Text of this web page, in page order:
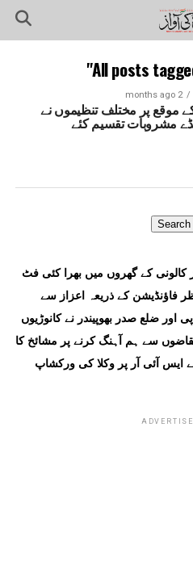
All posts
2 months ago
موقع پر مختلف تنظیموں نے
مشروبات تقسیم کئے
Search
کالونی کے گھروں میں بھرا کئی فٹ
فاؤنڈیشن کے ذریعہ اعزاز سے
اور ضلع صدر بھوپیندر نے کانوڑیوں
سے ہم آہنگ کرنے پر مشائخ کا
ایس آئی آر پر وکلا کی ورکشاپ